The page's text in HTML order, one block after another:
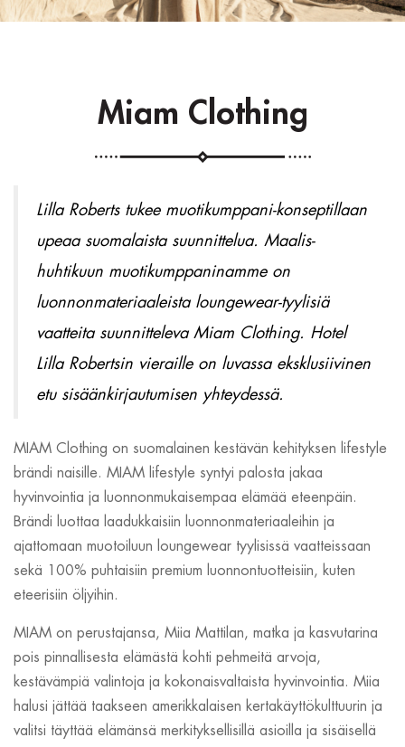
Miam Clothing
Lilla Roberts tukee muotikumppani-konseptillaan
upeaa suomalaista suunnittelua. Maalis-
huhtikuun muotikumppaninamme on
luonnonmateriaaleista loungewear-tyylisiä
vaatteita suunnitteleva Miam Clothing. Hotel
Lilla Robertsin vieraille on luvassa eksklusiivinen
etu sisäänkirjautumisen yhteydessä.
MIAM Clothing on suomalainen kestävän kehityksen lifestyle
brändi naisille. MIAM lifestyle syntyi palosta jakaa
hyvinvointia ja luonnonmukaisempaa elämää eteenpäin.
Brändi luottaa laadukkaisiin luonnonmateriaaleihin ja
ajattomaan muotoiluun loungewear tyylisissä vaatteissaan
sekä 100% puhtaisiin premium luonnontuotteisiin, kuten
eteerisiin öljyihin.
MIAM on perustajansa, Miia Mattilan, matka ja kasvutarina
pois pinnallisesta elämästä kohti pehmeitä arvoja,
kestävämpiä valintoja ja kokonaisvaltaista hyvinvointia. Miia
halusi jättää taakseen amerikkalaisen kertakäyttökulttuurin ja
valitsi täyttää elämänsä merkityksellisillä asioilla ja sisäisellä